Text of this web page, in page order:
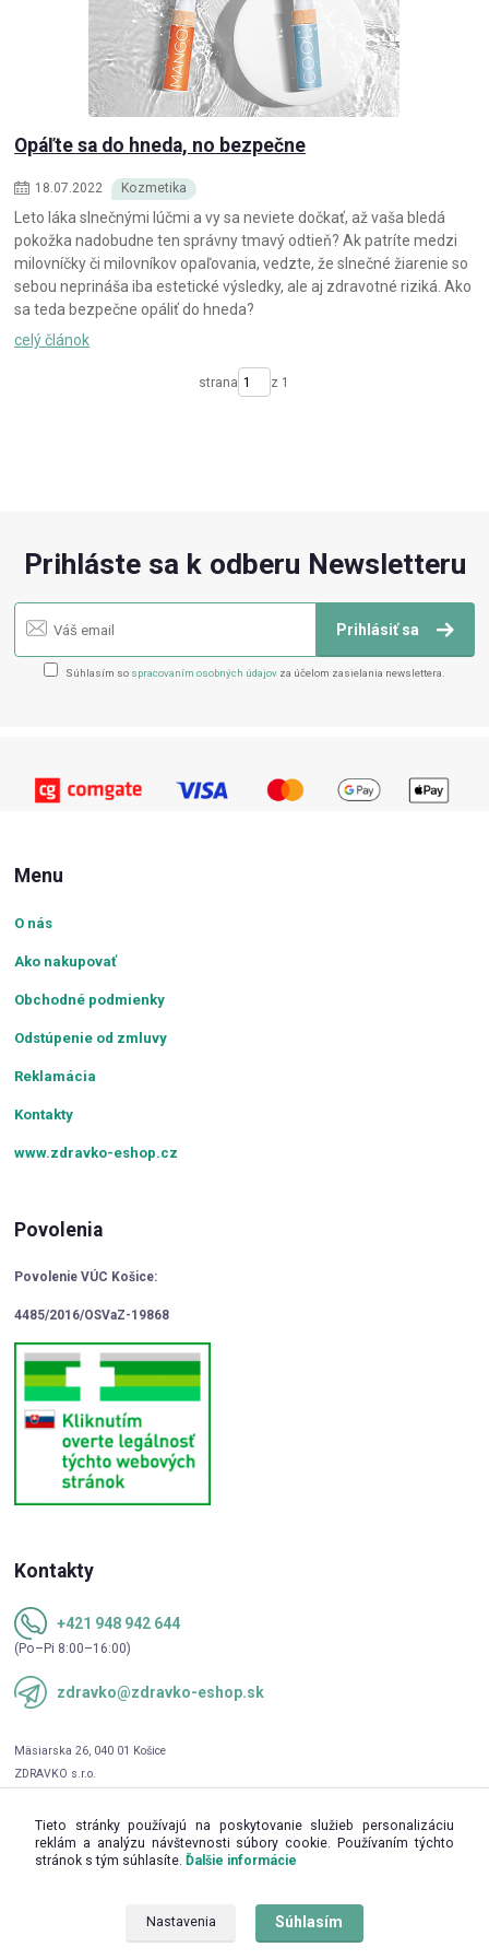
Opáľte sa do hneda, no bezpečne
18.07.2022 Kozmetika
Leto láka slnečnými lúčmi a vy sa neviete dočkať, až vaša bledá
pokožka nadobudne ten správny tmavý odtieň? Ak patríte medzi
milovníčky či milovníkov opaľovania, vedzte, že slnečné žiarenie so
sebou neprináša iba estetické výsledky, ale aj zdravotné riziká. Ako
sa teda bezpečne opáliť do hneda?
celý článok
strana z 1
Prihláste sa k odberu Newsletteru
Prihlásiť sa
Súhlasím so spracovaním osobných údajov za účelom zasielania newslettera.
Menu
O nás
Ako nakupovať
Obchodné podmienky
Odstúpenie od zmluvy
Reklamácia
Kontakty
www.zdravko-eshop.cz
Povolenia
Povolenie VÚC Košice:
4485/2016/OSVaZ-19868
Kontakty
+421 948 942 644
(Po–Pi 8:00–16:00)
zdravko@zdravko-eshop.sk
Upravit sběr cookies.
Tieto stránky používajú na poskytovanie služieb personalizáciu
reklám a analýzu návštevnosti súbory cookie. Používaním týchto
stránok s tým súhlasíte. Ďalšie informácie
Nastavenia Súhlasím